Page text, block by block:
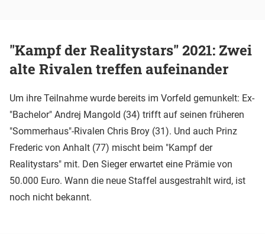
"Kampf der Realitystars" 2021: Zwei
alte Rivalen treffen aufeinander
Um ihre Teilnahme wurde bereits im Vorfeld gemunkelt: Ex-
"Bachelor" Andrej Mangold (34) trifft auf seinen früheren
"Sommerhaus"-Rivalen Chris Broy (31). Und auch Prinz
Frederic von Anhalt (77) mischt beim "Kampf der
Realitystars" mit. Den Sieger erwartet eine Prämie von
50.000 Euro. Wann die neue Staffel ausgestrahlt wird, ist
noch nicht bekannt.